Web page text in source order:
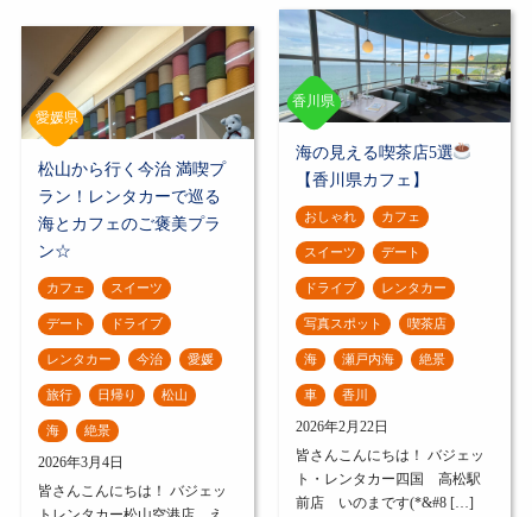
愛媛県
松山から行く今治 満喫プ
ラン！レンタカーで巡る
海とカフェのご褒美プラ
ン☆
カフェ スイーツ
デート ドライブ
レンタカー 今治 愛媛
旅行 日帰り 松山
海 絶景
2026年3月4日
皆さんこんにちは！ バジェッ
香川県
海の見える喫茶店5選
【香川県カフェ】
おしゃれ カフェ
スイーツ デート
ドライブ レンタカー
写真スポット 喫茶店
海 瀬戸内海 絶景
車 香川
2026年2月22日
皆さんこんにちは！ バジェッ
ト・レンタカー四国 高松駅
前店 いのまです(*&#8 […]